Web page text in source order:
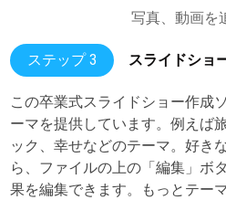
写真、動画を
ステップ 3 スライドショ
この卒業式スライドショー作成
ーマを提供しています。例えば
ック、幸せなどのテーマ。好き
ら、ファイルの上の「編集」ボ
果を編集できます。もっとテー